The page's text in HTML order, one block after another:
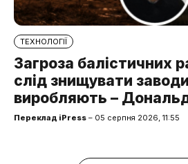
ТЕХНОЛОГІЇ
Загроза балістичних
слід знищувати
виробляють –
Переклад iPress – 05 серпня 2026, 11:55